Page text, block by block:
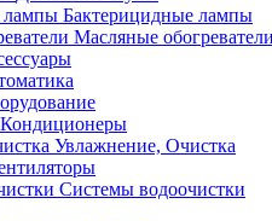
Бактерицидные лампы
Масляные обогреватели
Кондиционеры
Увлажнение, Очистка
Системы водоочистки